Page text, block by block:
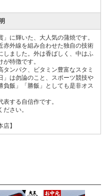
に輝いた、大人気の蒲焼です。
赤外線を組み合わせた独自の技術
しました。外は香ばしく、中はふ
特徴です。
タンパク、ビタミン豊富なスタミ
」は勿論のこと、スポーツ競技や
負飯」「勝飯」としても是非オス
する自信作です。
さい。
】